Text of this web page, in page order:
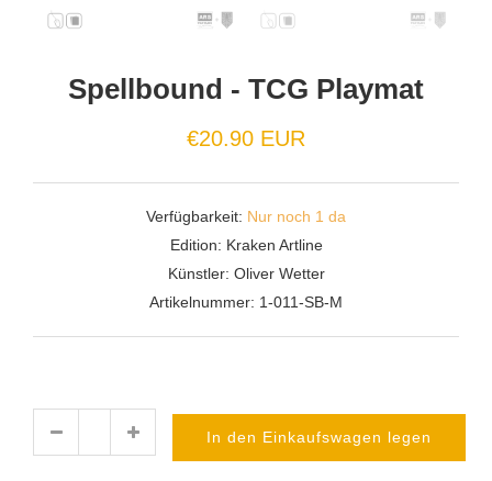
Spellbound - TCG Playmat
€20.90 EUR
Verfügbarkeit: Nur noch 1 da
Edition: Kraken Artline
Künstler: Oliver Wetter
Artikelnummer: 1-011-SB-M
In den Einkaufswagen legen